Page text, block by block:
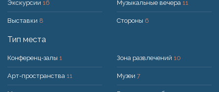
Экскурсии 16
Выставки 8
Музыкальные вечера 11
Стороны 6
Тип места
Конференц-залы 1
Арт-пространства 11
Зона развлечений 10
Музеи 7